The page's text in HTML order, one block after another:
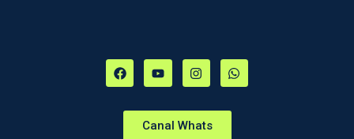
Canal Whats